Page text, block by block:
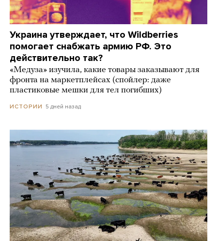
Украина утверждает, что Wildberries
помогает снабжать армию РФ. Это
действительно так?
«Медуза» изучила, какие товары заказывают для
фронта на маркетплейсах (спойлер: даже
пластиковые мешки для тел погибших)
ИСТОРИИ 5 дней назад